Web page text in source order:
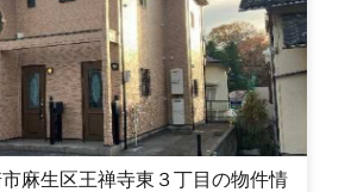
麻生区王禅寺東３丁目の物件情